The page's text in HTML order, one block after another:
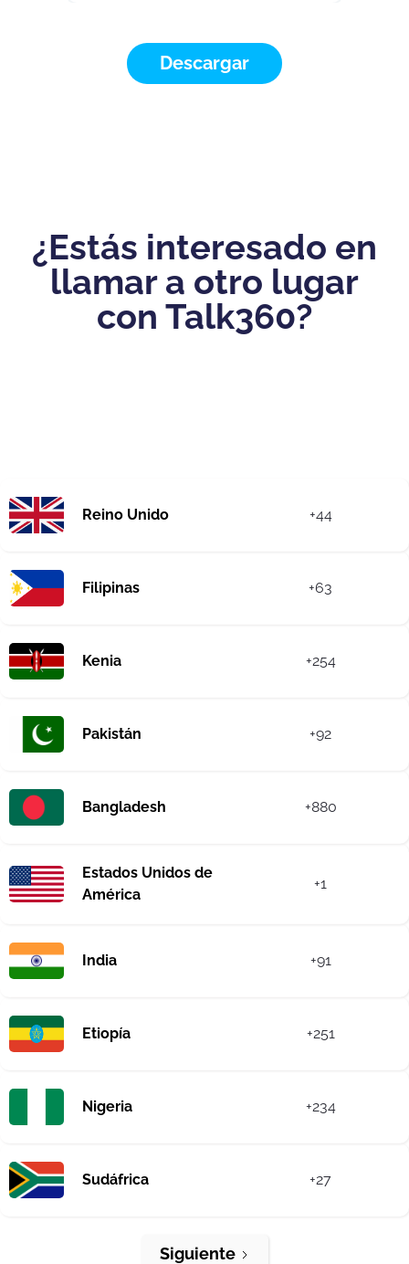
Descargar
¿Estás interesado en
llamar a otro lugar
con Talk360?
Reino Unido +44
Filipinas +63
Kenia +254
Pakistán +92
Bangladesh +880
Estados Unidos de
América
+1
India +91
Etiopía +251
Nigeria +234
Sudáfrica +27
Siguiente